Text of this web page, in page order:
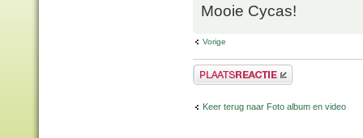
Mooie Cycas!
Vorige
Plaats een reactie
Keer terug naar Foto album en video